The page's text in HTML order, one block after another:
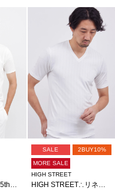
HIGH STREET∴25thロゴプリントＴシャツ
SALE 2BUY10%
MORE SALE
HIGH STREET
HIGH STREET∴リネアJQハンソデVネック